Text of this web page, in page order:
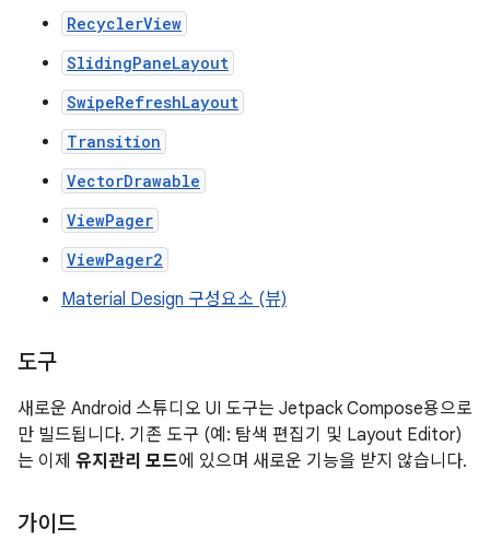
RecyclerView
SlidingPaneLayout
SwipeRefreshLayout
Transition
VectorDrawable
ViewPager
ViewPager2
Material Design 구성요소 (뷰)
도구
새로운 Android 스튜디오 UI 도구는 Jetpack Compose용으로
만 빌드됩니다. 기존 도구 (예: 탐색 편집기 및 Layout Editor)
는 이제 유지관리 모드에 있으며 새로운 기능을 받지 않습니다.
가이드